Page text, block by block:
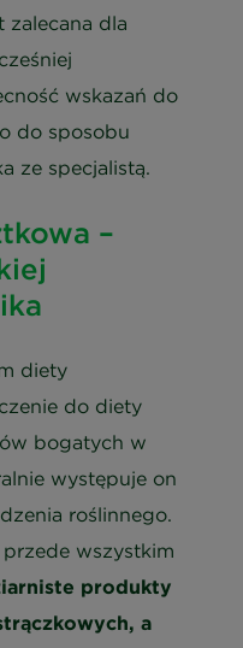
zalecana dla
wskazań do
do sposobu
ze specjalistą.
–
diety
do diety
bogatych w
występuje on
roślinnego.
przede wszystkim
produkty
a